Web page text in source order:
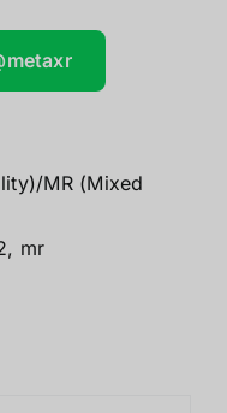
MR (Mixed
, mr